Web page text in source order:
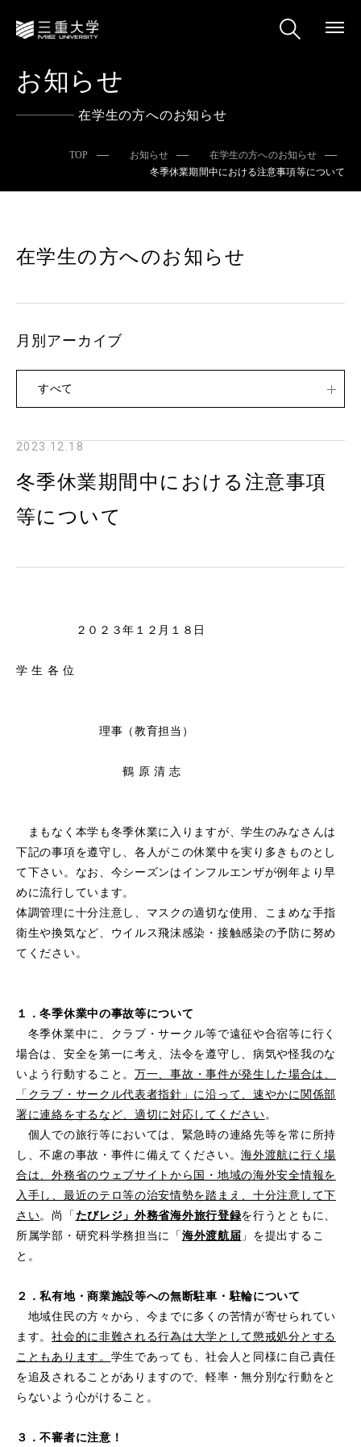
お知らせ
在学生の方へのお知らせ
TOP お知らせ
在学生の方へのお知らせ
冬季休業期間中における注意事項等について
2023.12.18
冬季休業期間中における注意事項
等について
２０２３年１２月１８日
学 生 各 位
理事（教育担当）
鶴 原 清 志
まもなく本学も冬季休業に入りますが、学生のみなさんは
下記の事項を遵守し、各人がこの休業中を実り多きものとし
て下さい。 なお、今シーズンはインフルエンザが例年より早
めに流行しています。
体調管理に十分注意し、マスクの適切な使用、こまめな手指
衛生や換気など、ウイルス飛沫感染・接触感染の予防に努め
てください。
１．冬季休業中の事故等について
冬季休業中に、クラブ・サークル等で遠征や合宿等に行く
場合は、安全を第一に考え、法令を遵守し、病気や怪我のな
いよう行動すること。 万一、事故・事件が発生した場合は、
「クラブ・サークル代表者指針」に沿って、速やかに関係部
署に連絡をするなど、適切に対応してください。
個人での旅行等においては、緊急時の連絡先等を常に所持
し、不慮の事故・事件に備えてください。海外渡航に行く場
合は、外務省のウェブサイトから国・地域の海外安全情報を
入手し、最近のテロ等の治安情勢を踏まえ、十分注意して下
さい。尚「たびレジ」外務省海外旅行登録を行うとともに、
所属学部・研究科学務担当に「海外渡航届 」を提出するこ
と。
２．私有地・商業施設等への無断駐車・駐輪について
地域住民の方々から、今までに多くの苦情が寄せられてい
ます。社会的に非難される行為は大学として懲戒処分とする
こともあります。 学生であっても、社会人と同様に自己責任
を追及されることがありますので、軽率・無分別な行動をと
らないよう心がけること。
３．不審者に注意！
在学生の方へのお知らせ
月別アーカイブ
すべて